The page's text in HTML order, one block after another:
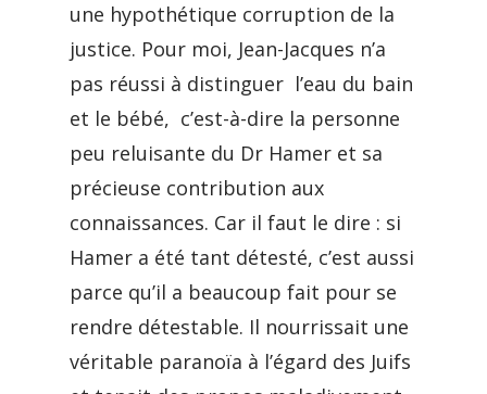
une hypothétique corruption de la
justice. Pour moi, Jean-Jacques n’a
pas réussi à distinguer l’eau du bain
et le bébé, c’est-à-dire la personne
peu reluisante du Dr Hamer et sa
précieuse contribution aux
connaissances. Car il faut le dire : si
Hamer a été tant détesté, c’est aussi
parce qu’il a beaucoup fait pour se
rendre détestable. Il nourrissait une
véritable paranoïa à l’égard des Juifs